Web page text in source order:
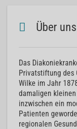
Über uns
Das
Privatstiftung des
Wilke im Jahr
damaligen
inzwischen ein
Patienten
regionalen